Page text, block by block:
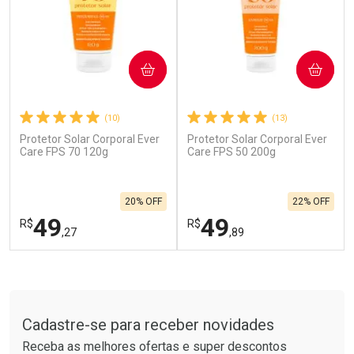
Ativar Desconto Ativar Desconto
(10)
Protetor Solar Corporal Ever
Care FPS 70 120g
R$49,27
20% OFF
COMPRAR
Laboratório
Por Menos
(13)
Protetor Solar Corporal Ever
Care FPS 50 200g
R$49,89
22% OFF
COMPRAR
Laboratório
Por Menos
Cadastre-se para receber novidades
Receba as melhores ofertas e super descontos